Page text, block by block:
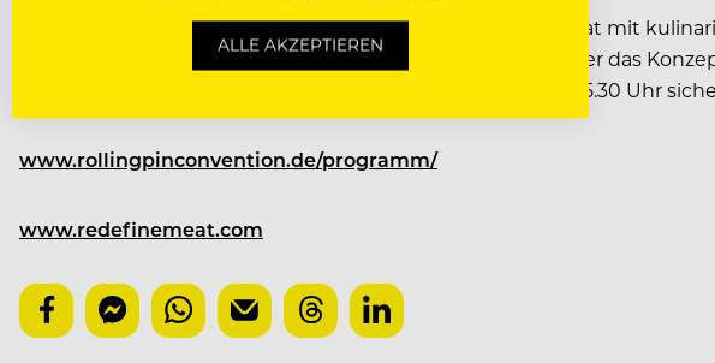
Auf der Rolling Pin Convention in Berlin lockt Redefine Meat mit
Live Cooking Session probiert werden. Wer gerne mehr über das
Redefine Meat Masterclass am 12.9.2022 von 15.00 Uhr bis 15.30 Uhr
www.rollingpinconvention.de/programm/
www.redefinemeat.com
ALLE AKZEPTIEREN